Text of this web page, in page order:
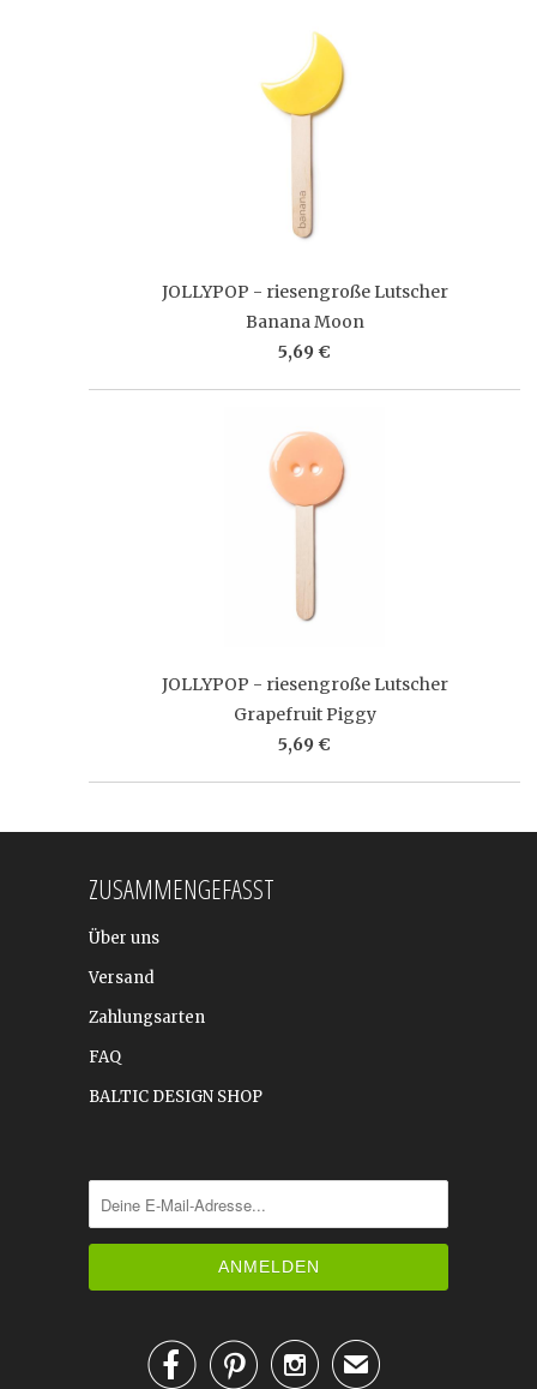
JOLLYPOP - riesengroße Lutscher
Banana Moon
5,69 €
JOLLYPOP - riesengroße Lutscher
Grapefruit Piggy
5,69 €
ZUSAMMENGEFASST
Über uns
Versand
Zahlungsarten
FAQ
BALTIC DESIGN SHOP
✉